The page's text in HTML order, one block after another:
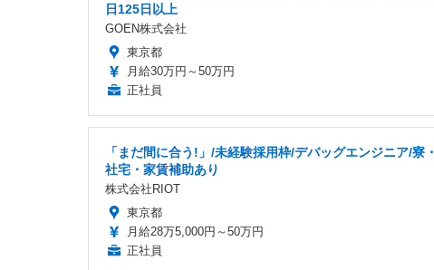
日125日以上
GOEN株式会社
東京都
月給30万円～50万円
正社員
「まだ間に合う!」/未経験採用枠/デバッグエンジニア/寮・
社宅・家賃補助あり
株式会社RIOT
東京都
月給28万5,000円～50万円
正社員